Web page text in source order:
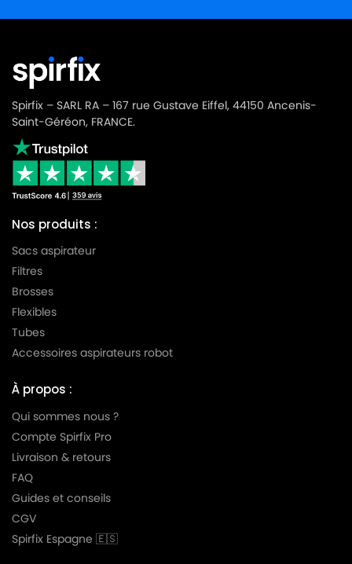
Spirfix – SARL RA – 167 rue Gustave Eiffel, 44150 Ancenis-
Saint-Géréon, FRANCE.
Nos produits :
Sacs aspirateur
Filtres
Brosses
Flexibles
Tubes
Accessoires aspirateurs robot
À propos :
Qui sommes nous ?
Compte Spirfix Pro
Livraison & retours
FAQ
Guides et conseils
CGV
Spirfix Espagne 🇪🇸